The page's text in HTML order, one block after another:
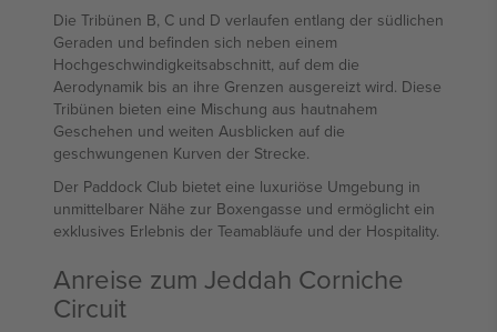
Die Tribünen B, C und D verlaufen entlang der südlichen
Geraden und befinden sich neben einem
Hochgeschwindigkeitsabschnitt, auf dem die
Aerodynamik bis an ihre Grenzen ausgereizt wird. Diese
Tribünen bieten eine Mischung aus hautnahem
Geschehen und weiten Ausblicken auf die
geschwungenen Kurven der Strecke.
Der Paddock Club bietet eine luxuriöse Umgebung in
unmittelbarer Nähe zur Boxengasse und ermöglicht ein
exklusives Erlebnis der Teamabläufe und der Hospitality.
Anreise zum Jeddah Corniche
Circuit